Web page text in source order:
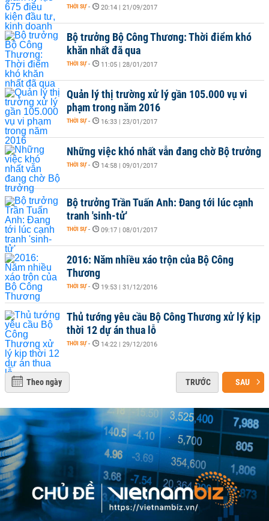
THỜI SỰ - 20:14 | 21/09/2017
Bộ trưởng Bộ Công Thương: Thời điểm khó
khăn nhất đã qua
THỜI SỰ - 11:05 | 28/01/2017
Quản lý thị trường xử lý gần 105.000 vụ vi
phạm trong năm 2016
THỜI SỰ - 16:33 | 23/01/2017
Những việc khó nhất vẫn đang chờ Bộ trưởng
THỜI SỰ - 14:58 | 09/01/2017
Bộ trưởng Trần Tuấn Anh: Đang tới lúc cạnh
tranh 'sinh-tử'
THỜI SỰ - 09:17 | 08/01/2017
2016: Năm nhiều xáo trộn của Bộ Công
Thương
THỜI SỰ - 19:53 | 31/12/2016
Thủ tướng yêu cầu Bộ Công Thương xử lý kịp
thời 12 dự án thua lỗ
THỜI SỰ - 14:22 | 29/12/2016
Theo ngày TRƯỚC SAU